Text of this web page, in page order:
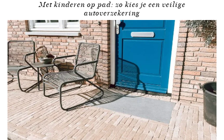
Met kinderen op pad: zo kies je een veilige
autoverzekering